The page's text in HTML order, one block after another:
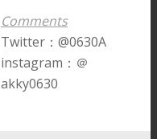
Comments
Twitter：@0630A
instagram：＠
akky0630